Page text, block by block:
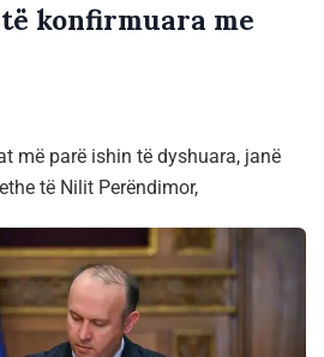
konfirmuara me
më parë ishin të dyshuara, janë
të Nilit Perëndimor,